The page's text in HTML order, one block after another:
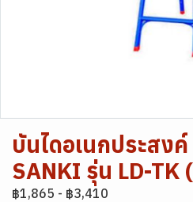
บันไดอเนกประสง
SANKI รุ่น LD-TK
฿1,865 - ฿3,410